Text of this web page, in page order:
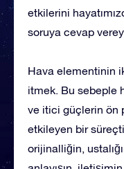
etkilerini
soruya cevap
Hava elementinin
itmek. Bu sebeple
ve itici güçlerin ön
etkileyen bir
orijinalliğin,